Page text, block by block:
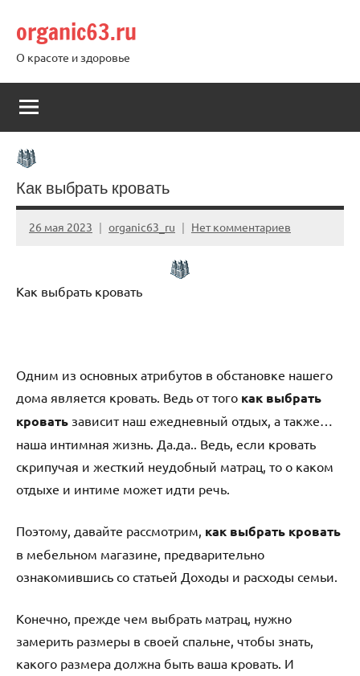
содержимому
organic63.ru
О красоте и здоровье
Как выбрать кровать
26 мая 2023 organic63_ru Нет комментариев
Как выбрать кровать
Одним из основных атрибутов в обстановке нашего
дома является кровать. Ведь от того как выбрать
кровать зависит наш ежедневный отдых, а также…
наша интимная жизнь. Да.да.. Ведь, если кровать
скрипучая и жесткий неудобный матрац, то о каком
отдыхе и интиме может идти речь.
Поэтому, давайте рассмотрим, как выбрать кровать
в мебельном магазине, предварительно
ознакомившись со статьей Доходы и расходы семьи.
Конечно, прежде чем выбрать матрац, нужно
замерить размеры в своей спальне, чтобы знать,
какого размера должна быть ваша кровать. И